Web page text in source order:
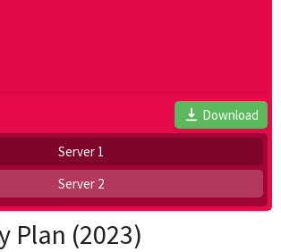
Download
Server 1
Server 2
Plan (2023)